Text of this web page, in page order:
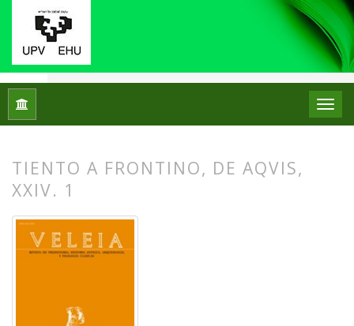
Inicio
TIENTO A FRONTINO, DE AQVIS,
XXIV. 1